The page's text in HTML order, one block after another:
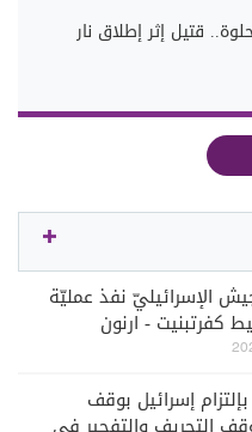
قتيل إثر إطلاق نار
24": الجيش الإسرائيليّ نفذ عمليّة
كفرتبنيت - ارنون
إسرائيل بوقف